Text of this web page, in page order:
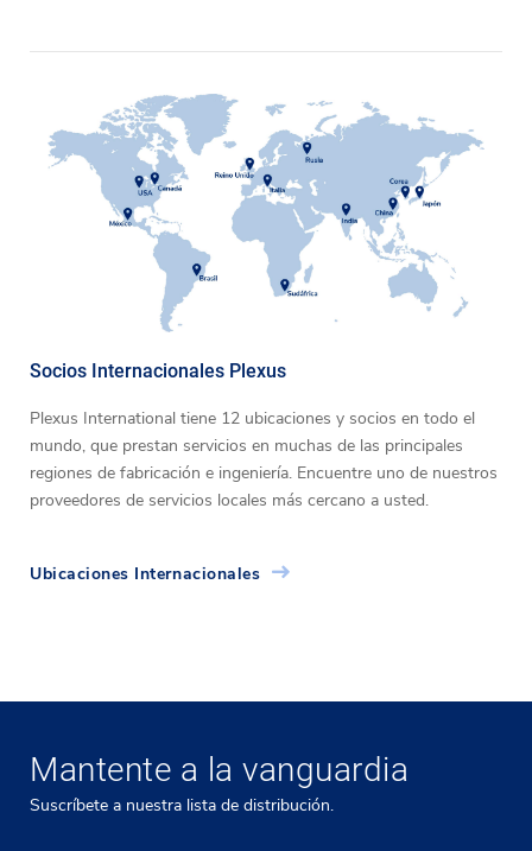
Socios Internacionales Plexus
Plexus International tiene 12 ubicaciones y socios en todo el
mundo, que prestan servicios en muchas de las principales
regiones de fabricación e ingeniería. Encuentre uno de nuestros
proveedores de servicios locales más cercano a usted.
Ubicaciones Internacionales
Mantente a la vanguardia
Suscríbete a nuestra lista de distribución.